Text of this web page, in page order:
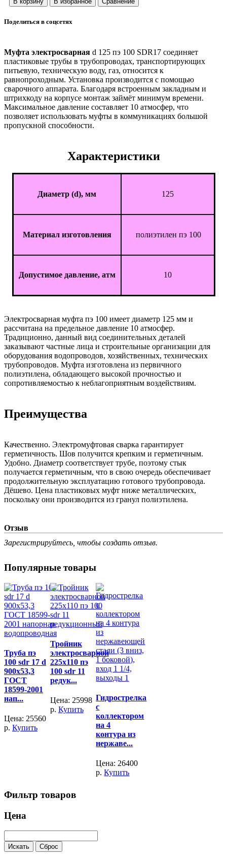
Поделиться в соцсетях
Муфта электросварная d 125 пэ 100 SDR17 соединяет
пластиковые трубы в трубопроводах, транспортирующих
питьевую, техническую воду, газ, относится к
равнопроходным. Установка производится с помощью
сварочного аппарата. Благодаря встроенным закладным и
штрихкоду на корпусе монтаж займёт минимум времени.
Максимальное давление составляет 10 атмосфер, что
позволяет использовать муфты в коммуникациях большой
пропускной способности.
Характеристики
Диаметр (d), мм 125
Материал изготовления полиэтилен пэ 100
Допустимое давление, атм 10
Электросварная муфта пэ 100 имеет диаметр 125 мм и
рассчитана на предельное давление 10 атмосфер.
Традиционно, данный вид соединительных деталей
заказывают частные лица и строительные организации для
оборудования водопроводов, хозяйственных, технических
трубопроводов. Муфта изготовлена из первичного
полиэтилена, обладающего высокой прочностью и
сопротивляемостью к неблагоприятным воздействиям.
Преимущества
Качественно. Электромуфтовая сварка гарантирует
герметичность. Шов получится крепким и герметичным.
Удобно. Диаметр соответствует трубе, поэтому стык
получается герметичным, что в свою очередь обеспечивает
продолжительную эксплуатацию готового трубопровода.
Дёшево. Цена пластиковых муфт ниже металлических,
поскольку они производится из гранул полиэтилена.
Отзыв
Зарегистрируйтесь, чтобы создать отзыв.
Популярные товары
Труба пэ
100 sdr 17 d
900x53,3
ГОСТ
18599-2001
нап...
Цена: 25560
р. Купить
Тройник
электросварной
225х110 пэ
100 sdr 11
редук...
Цена: 25998
р. Купить
Гидрострелка
с
коллектором
на 4
контура из
нержаве...
Цена: 26400
р. Купить
Фильтр товаров
Цена